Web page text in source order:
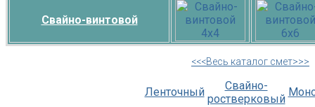
Свайно-винтовой
<<<Весь каталог смет>>>
Ленточный
Свайно-
ростверковый